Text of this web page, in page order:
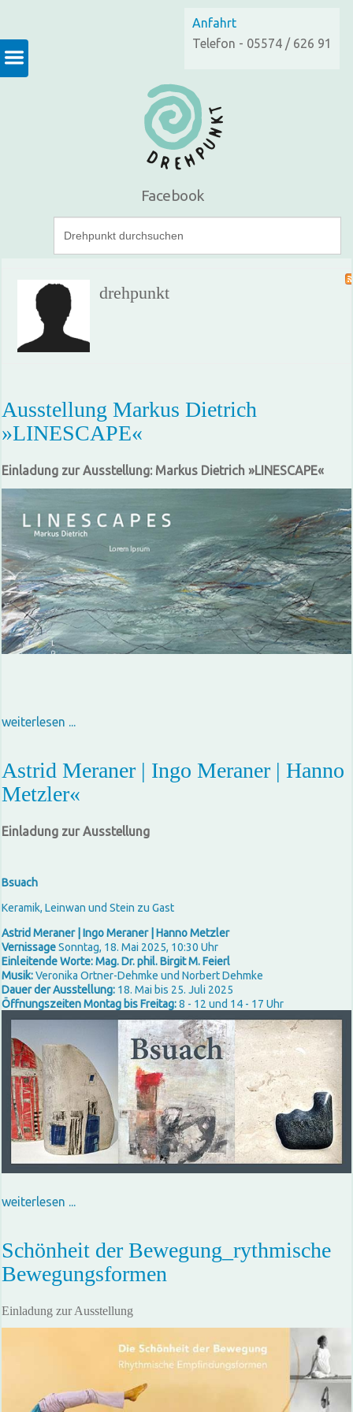
Anfahrt
Telefon - 05574 / 626 91
Facebook
drehpunkt
Ausstellung Markus Dietrich
»LINESCAPE«
Einladung zur Ausstellung: Markus Dietrich »LINESCAPE«
weiterlesen ...
Astrid Meraner | Ingo Meraner | Hanno
Metzler«
Einladung zur Ausstellung
Bsuach
Keramik, Leinwan und Stein zu Gast
Astrid Meraner | Ingo Meraner | Hanno Metzler
VernissageSonntag, 18. Mai 2025, 10:30 Uhr
Einleitende Worte: Mag. Dr. phil. Birgit M. Feierl
Musik:Veronika Ortner-Dehmke und Norbert Dehmke
Dauer der Ausstellung: 18. Mai bis 25. Juli 2025
Öffnungszeiten Montag bis Freitag:8 - 12 und 14 - 17 Uhr
weiterlesen ...
Schönheit der Bewegung_rythmische
Bewegungsformen
Einladung zur Ausstellung